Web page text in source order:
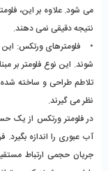
می شود. علاوه بر این،
نتیجه دقیقی نمی دهند.
• فلومترهای ورتکس: این
شوند. این نوع فلومتر بر
تلاطم طراحی و ساخته
نظر می گیرند.
در فلومتر ورتکس از یک
آب عبوری را اندازه
جریان حجمی ارتباط